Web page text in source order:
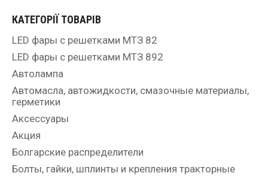
КАТЕГОРІЇ ТОВАРІВ
LED фары с решетками МТЗ 82
LED фары с решетками МТЗ 892
Автолампа
Автомасла, автожидкости, смазочные материалы,
герметики
Аксессуары
Акция
Болгарские распределители
Болты, гайки, шплинты и крепления тракторные